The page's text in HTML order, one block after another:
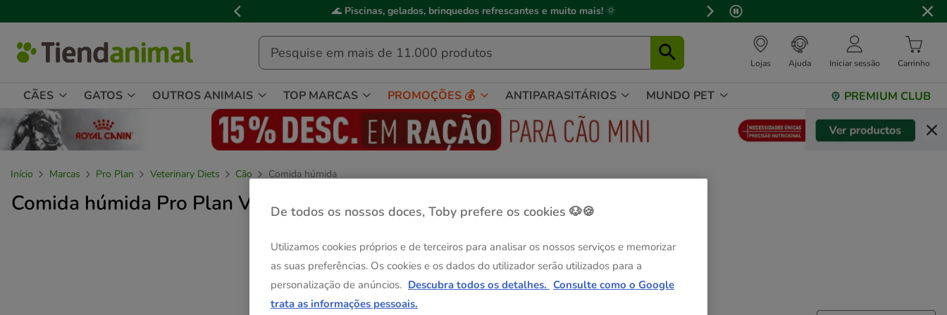
de
mensagem,
Click&Collect: compre online, recolha em2h, mediante disponibilidade de stock.
Lojas Ajuda Iniciar sessão Carrinho
CÃES GATOS OUTROS ANIMAIS TOP MARCAS PROMOÇÕES 💰 ANTIPARASITÁRIOS MUNDO PET PREMIUM CLUB
Início Marcas Pro Plan Veterinary Diets Cão Comida húmida
Comida húmida Pro Plan Veterinary Diets para cães
De todos os nossos doces, Toby prefere os cookies 🐶🍪
Utilizamos cookies próprios e de terceiros para analisar os nossos serviços e memorizar
as suas preferências. Os cookies e os dados do utilizador serão utilizados para a
personalização de anúncios. Descubra todos os detalhes. Consulte como o Google
trata as informações pessoais.